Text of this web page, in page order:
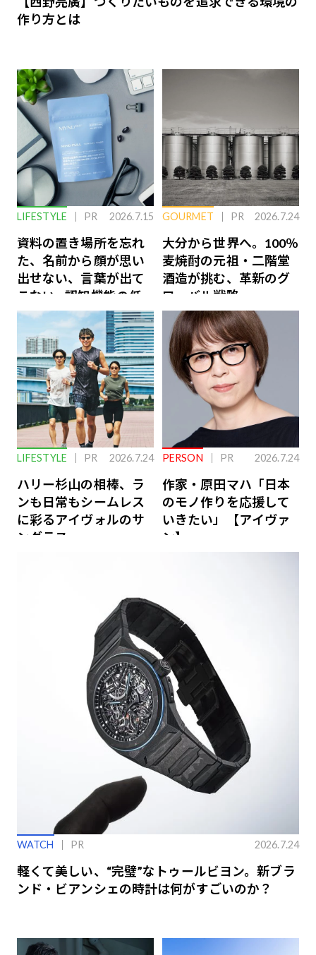
作り方とは
LIFESTYLE PR 2026.7.15
資料の置き場所を忘れ
た、名前から顔が思い
出せない、言葉が出て
こない…認知機能の低
下を救う、脳のインナ
ーケアとは
GOURMET PR 2026.7.24
大分から世界へ。100％
麦焼酎の元祖・二階堂
酒造が挑む、革新のグ
ローバル戦略
LIFESTYLE PR 2026.7.24
ハリー杉山の相棒、ラ
ンも日常もシームレス
に彩るアイヴォルのサ
ングラス
PERSON PR 2026.7.24
作家・原田マハ「日本
のモノ作りを応援して
いきたい」【アイヴァ
ン】
WATCH PR 2026.7.24
軽くて美しい、“完璧”なトゥールビヨン。新ブラ
ンド・ビアンシェの時計は何がすごいのか？